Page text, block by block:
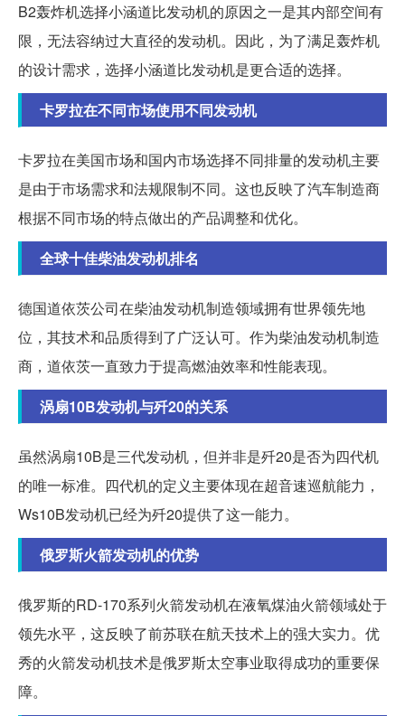
B2轰炸机选择小涵道比发动机的原因之一是其内部空间有
限，无法容纳过大直径的发动机。因此，为了满足轰炸机
的设计需求，选择小涵道比发动机是更合适的选择。
卡罗拉在不同市场使用不同发动机
卡罗拉在美国市场和国内市场选择不同排量的发动机主要
是由于市场需求和法规限制不同。这也反映了汽车制造商
根据不同市场的特点做出的产品调整和优化。
全球十佳柴油发动机排名
德国道依茨公司在柴油发动机制造领域拥有世界领先地
位，其技术和品质得到了广泛认可。作为柴油发动机制造
商，道依茨一直致力于提高燃油效率和性能表现。
涡扇10B发动机与歼20的关系
虽然涡扇10B是三代发动机，但并非是歼20是否为四代机
的唯一标准。四代机的定义主要体现在超音速巡航能力，
Ws10B发动机已经为歼20提供了这一能力。
俄罗斯火箭发动机的优势
俄罗斯的RD-170系列火箭发动机在液氧煤油火箭领域处于
领先水平，这反映了前苏联在航天技术上的强大实力。优
秀的火箭发动机技术是俄罗斯太空事业取得成功的重要保
障。